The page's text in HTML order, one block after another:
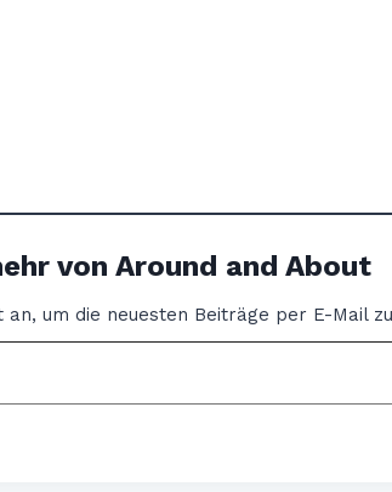
von Around and About
um die neuesten Beiträge per E-Mail